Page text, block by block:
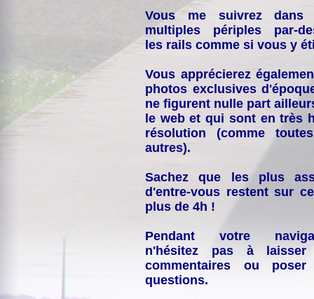
Vous me suivrez dans
multiples périples par-
les rails comme si vous y
Vous apprécierez
photos exclusives
ne figurent nulle part
le web et qui sont en très
résolution (comme
autres).
Sachez que les plus
d'entre-vous restent sur
plus de 4h !
Pendant votre
n'hésitez pas à laisser
commentaires ou
questions.